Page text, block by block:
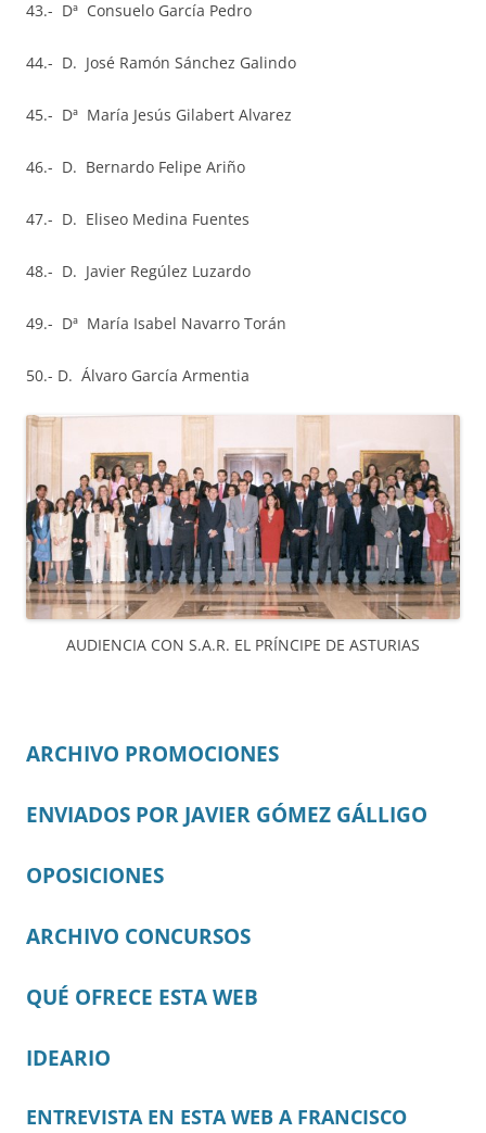
43.- Dª Consuelo García Pedro
44.- D. José Ramón Sánchez Galindo
45.- Dª María Jesús Gilabert Alvarez
46.- D. Bernardo Felipe Ariño
47.- D. Eliseo Medina Fuentes
48.- D. Javier Regúlez Luzardo
49.- Dª María Isabel Navarro Torán
50.- D. Álvaro García Armentia
AUDIENCIA CON S.A.R. EL PRÍNCIPE DE ASTURIAS
ARCHIVO PROMOCIONES
ENVIADOS POR JAVIER GÓMEZ GÁLLIGO
OPOSICIONES
ARCHIVO CONCURSOS
QUÉ OFRECE ESTA WEB
IDEARIO
ENTREVISTA EN ESTA WEB A FRANCISCO